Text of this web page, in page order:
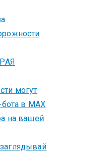
могут
бота в MAX
на вашей